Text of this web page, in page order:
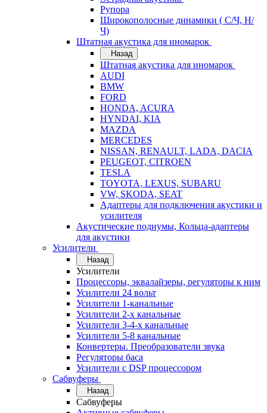
Рупора
Широкополосные динамики ( С/Ч, Н/
Ч)
Штатная акустика для иномарок
Назад
Штатная акустика для иномарок
AUDI
BMW
FORD
HONDA, ACURA
HYNDAI, KIA
MAZDA
MERCEDES
NISSAN, RENAULT, LADA, DACIA
PEUGEOT, CITROEN
TESLA
TOYOTA, LEXUS, SUBARU
VW, SKODA, SEAT
Адаптеры для подключения акустики и
усилителя
Акустические подиумы, Кольца-адаптеры
для акустики
Усилители
Назад
Усилители
Процессоры, эквалайзеры, регуляторы к ним
Усилители 24 вольт
Усилители 1-канальные
Усилители 2-х канальные
Усилители 3-4-х канальные
Усилители 5-8 канальные
Конвертеры. Преобразователи звука
Регуляторы баса
Усилители с DSP процессором
Сабвуферы
Назад
Сабвуферы